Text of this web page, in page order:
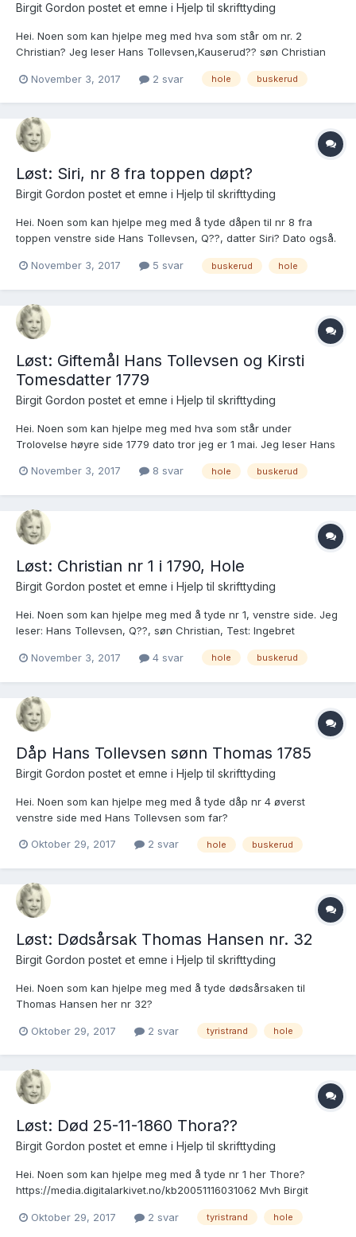
Birgit Gordon postet et emne i Hjelp til skrifttyding
Hei. Noen som kan hjelpe meg med hva som står om nr. 2
Christian? Jeg leser Hans Tollevsen,Kauserud?? søn Christian
https://media.digitalarkivet.no/kb20070313620556 Mvh Birgit
November 3, 2017 2 svar hole buskerud
Løst: Siri, nr 8 fra toppen døpt?
Birgit Gordon postet et emne i Hjelp til skrifttyding
Hei. Noen som kan hjelpe meg med å tyde dåpen til nr 8 fra
toppen venstre side Hans Tollevsen, Q??, datter Siri? Dato også.
Gordon
November 3, 2017 5 svar buskerud hole
Løst: Giftemål Hans Tollevsen og Kirsti
Tomesdatter 1779
Birgit Gordon postet et emne i Hjelp til skrifttyding
Hei. Noen som kan hjelpe meg med hva som står under
Trolovelse høyre side 1779 dato tror jeg er 1 mai. Jeg leser Hans
ved siden av med dato 11 nov står ægteviede Hans Tollevsen og
November 3, 2017 8 svar hole buskerud
Løst: Christian nr 1 i 1790, Hole
Birgit Gordon postet et emne i Hjelp til skrifttyding
Hei. Noen som kan hjelpe meg med å tyde nr 1, venstre side. Jeg
leser: Hans Tollevsen, Q??, søn Christian, Test: Ingebret
Maria Tomesdatter, Q??, Hans Andersen, ??, Jon Ingebretsen,
November 3, 2017 4 svar hole buskerud
Dåp Hans Tollevsen sønn Thomas 1785
Birgit Gordon postet et emne i Hjelp til skrifttyding
Hei. Noen som kan hjelpe meg med å tyde dåp nr 4 øverst
venstre side med Hans Tollevsen som far?
Gordon
Oktober 29, 2017 2 svar hole buskerud
Løst: Dødsårsak Thomas Hansen nr. 32
Birgit Gordon postet et emne i Hjelp til skrifttyding
Hei. Noen som kan hjelpe meg med å tyde dødsårsaken til
Thomas Hansen her nr 32?
Hansen
Oktober 29, 2017 2 svar tyristrand hole
Løst: Død 25-11-1860 Thora??
Birgit Gordon postet et emne i Hjelp til skrifttyding
Hei. Noen som kan hjelpe meg med å tyde nr 1 her Thore?
https://media.digitalarkivet.no/kb20051116031062 Mvh Birgit
Oktober 29, 2017
2 svar tyristrand hole